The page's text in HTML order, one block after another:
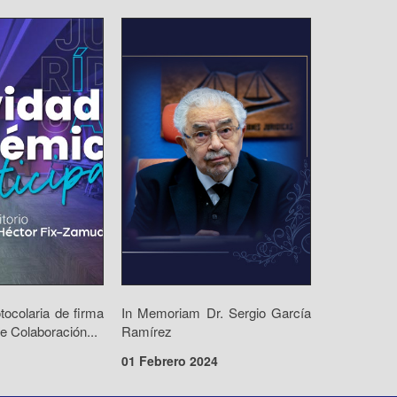
de firma
Colaboración...
In Memoriam Dr. Sergio García
Ramírez
01 Febrero 2024